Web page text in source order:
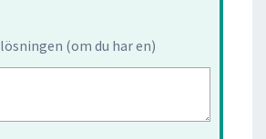
(om du har en)